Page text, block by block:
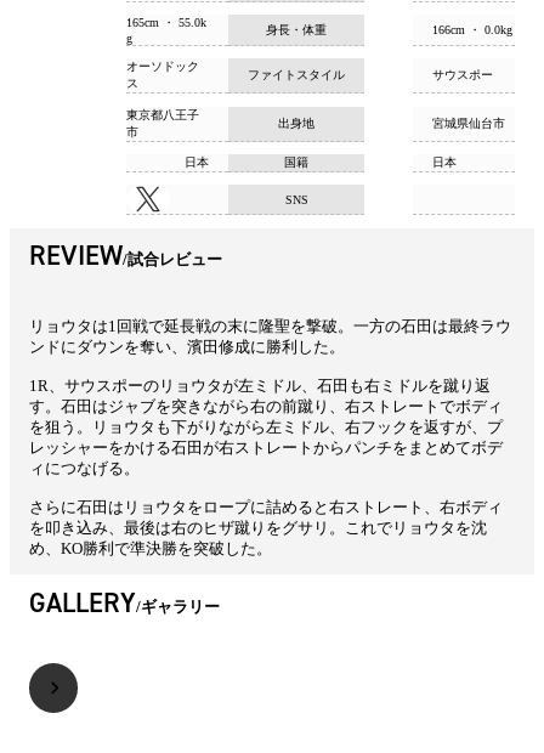
身長・体重
165cm ・ 55.0k
g
166cm ・ 0.0kg
ファイトスタイル
オーソドック
ス
サウスポー
出身地
東京都八王子
市
宮城県仙台市
国籍
日本 日本
SNS
REVIEW 試合レビュー
リョウタは1回戦で延長戦の末に隆聖を撃破。一方の石田は最終ラウ
ンドにダウンを奪い、濱田修成に勝利した。
1R、サウスポーのリョウタが左ミドル、石田も右ミドルを蹴り返
す。石田はジャブを突きながら右の前蹴り、右ストレートでボディ
を狙う。リョウタも下がりながら左ミドル、右フックを返すが、プ
レッシャーをかける石田が右ストレートからパンチをまとめてボデ
ィにつなげる。
さらに石田はリョウタをロープに詰めると右ストレート、右ボディ
を叩き込み、最後は右のヒザ蹴りをグサリ。これでリョウタを沈
め、KO勝利で準決勝を突破した。
GALLERY ギャラリー